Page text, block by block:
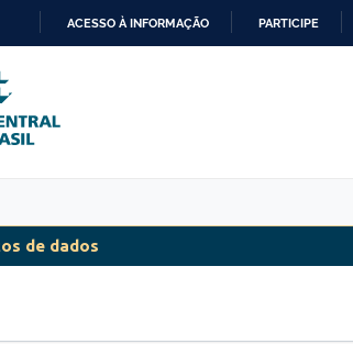
ACESSO À INFORMAÇÃO PARTICIPE
de dados